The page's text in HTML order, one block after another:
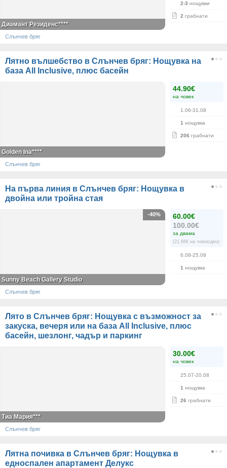
2-3 нощувки
2 грабнати
Диамант Резиденс****
Слънчев бряг
Лятно вълшебство в Слънчев бряг: Нощувка на
база All Inclusive, плюс басейн
44.90€
на човек
1.06-31.08
1 нощувка
206 грабнати
Golden Ina****
Слънчев бряг
На първа линия в Слънчев бряг: Нощувка в
двойна или тройна стая
60.00€
100.00€
за двама
(21.66€ на човек/ден)
6.08-25.08
1 нощувка
-40%
Sunny Beach Gallery Studio
Слънчев бряг
Лято в Слънчев бряг: Нощувка с възможност за
закуска, вечеря или на база All Inclusive, плюс
басейн, шезлонг, чадър и паркинг
30.00€
на човек
25.07-20.08
1 нощувка
26 грабнати
Тиа Мария***
Слънчев бряг
Лятна почивка в Слънчев бряг: Нощувка в
едноспален апартамент Делукс